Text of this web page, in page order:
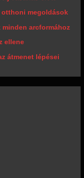
otthoni megoldások
arcformához
ellene
átmenet lépései